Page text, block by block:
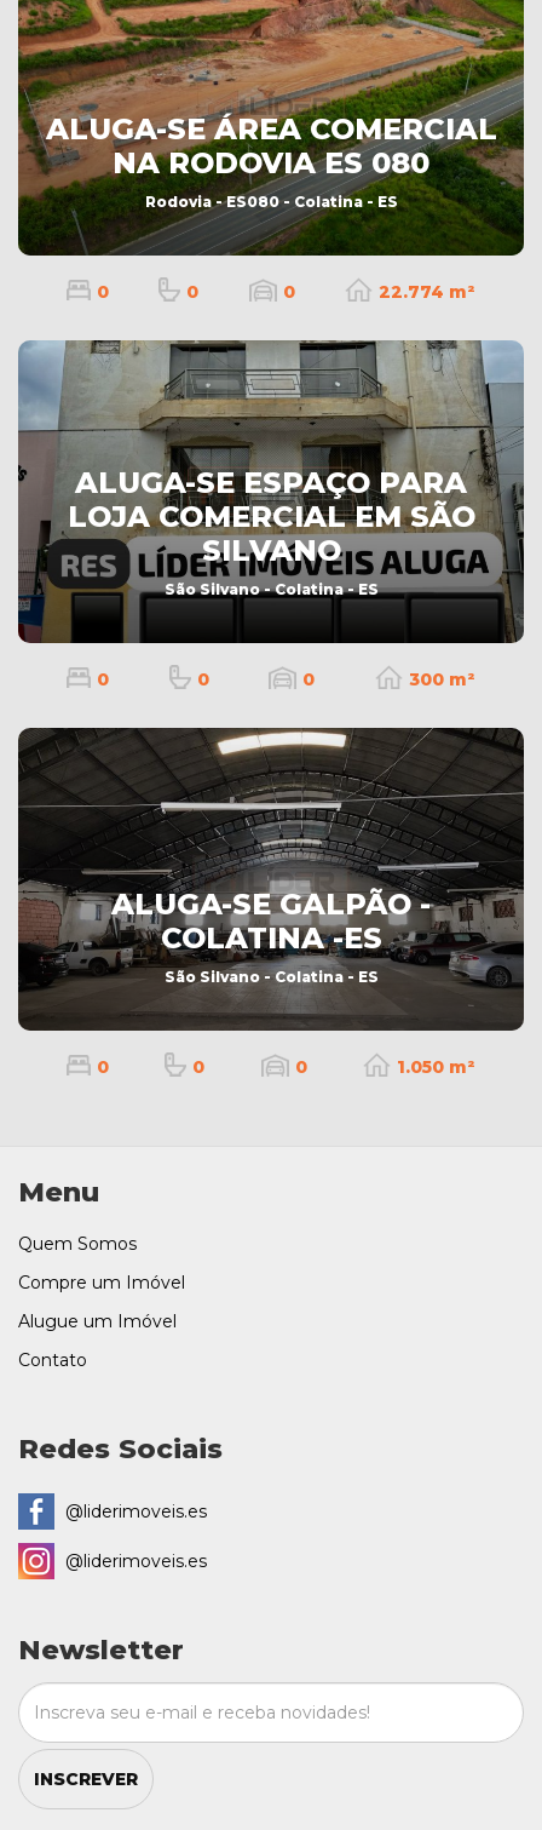
ALUGA-SE ÁREA COMERCIAL
NA RODOVIA ES 080
Rodovia - ES080 - Colatina - ES
0 0 0 22.774 m²
ALUGA-SE ESPAÇO PARA
LOJA COMERCIAL EM SÃO
SILVANO
São Silvano - Colatina - ES
0 0 0 300 m²
ALUGA-SE GALPÃO -
COLATINA -ES
São Silvano - Colatina - ES
0 0 0 1.050 m²
Menu
Quem Somos
Compre um Imóvel
Alugue um Imóvel
Contato
Redes Sociais
@liderimoveis.es
@liderimoveis.es
Newsletter
INSCREVER